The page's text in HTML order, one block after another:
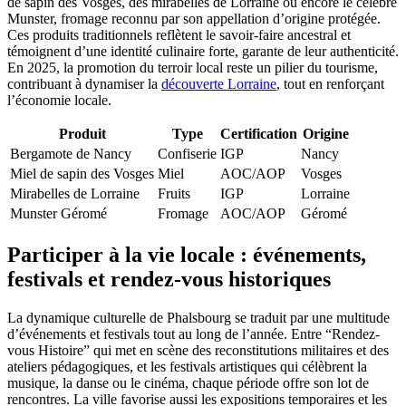
Munster, fromage reconnu par son appellation d’origine protégée.
Ces produits traditionnels reflètent le savoir-faire ancestral et
témoignent d’une identité culinaire forte, garante de leur authenticité.
En 2025, la promotion du terroir local reste un pilier du tourisme,
contribuant à dynamiser la découverte Lorraine, tout en renforçant
l’économie locale.
Produit Type Certification Origine
Bergamote de Nancy
Confiserie IGP
Nancy
Miel de sapin des Vosges Miel AOC/AOP
Vosges
Mirabelles de Lorraine
Fruits IGP
Lorraine
Munster Géromé
Fromage AOC/AOP Géromé
Participer à la vie locale : événements,
festivals et rendez-vous historiques
La dynamique culturelle de Phalsbourg se traduit par une multitude
d’événements et festivals tout au long de l’année. Entre “Rendez-
vous Histoire” qui met en scène des reconstitutions militaires et des
ateliers pédagogiques, et les festivals artistiques qui célèbrent la
musique, la danse ou le cinéma, chaque période offre son lot de
rencontres. La ville favorise aussi les expositions temporaires et les